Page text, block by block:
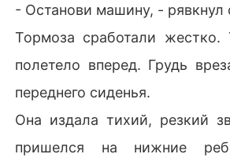
- Останови машину, - рявкнул
Тормоза сработали жестко.
полетело вперед. Грудь
переднего сиденья.
Она издала тихий, резкий
пришелся на нижние